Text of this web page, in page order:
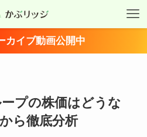
カイブ動画公開中
プの株価はどうな
ら徹底分析